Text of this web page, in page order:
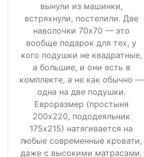
вынули из машинки,
встряхнули, постелили. Две
наволочки 70х70 — это
вообще подарок для тех, у
кого подушки не квадратные,
а большие, и они есть в
комплекте, а не как обычно —
одна на две подушки.
Евроразмер (простыня
200х220, пододеяльник
175х215) натягивается на
любые современные кровати,
даже с высокими матрасами.